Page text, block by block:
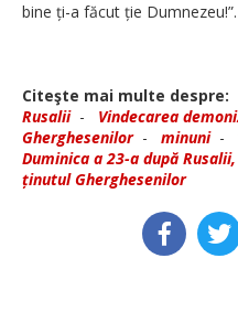
bine ți-a făcut ție Dumnezeu!”.
Citeşte mai multe despre:
Rusalii- Vindecarea
Gherghesenilor- minuni-
Duminica a 23-a după
ținutul Gherghesenilor